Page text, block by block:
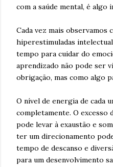
com a saúde mental, é algo
Cada vez mais observamos
hiperestimuladas
tempo para cuidar do
aprendizado não pode ser
obrigação, mas como algo
O nível de energia de cada
completamente. O excesso
pode levar à exaustão e
ter um direcionamento
tempo de descanso e
para um desenvolvimento